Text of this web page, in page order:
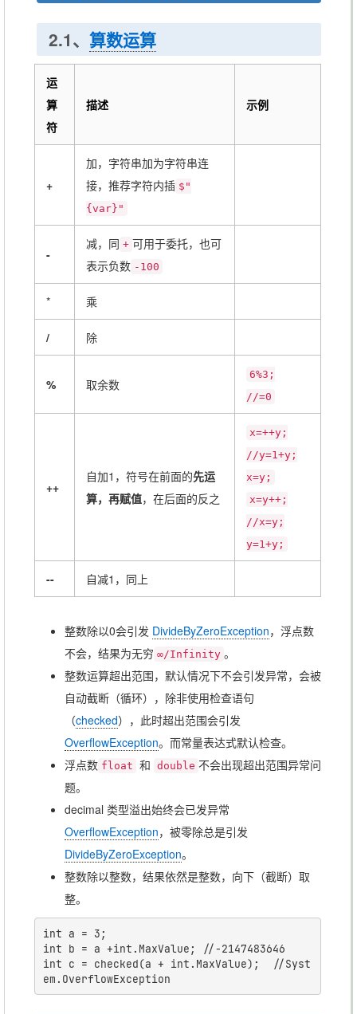
2.1、 算数运算
运
算
符
描述 示例
+
加，字符串加为字符串连
接，推荐字符内插 $"
{var}"
-
减，同 + 可用于委托，也可
表示负数 -100
* 乘
/ 除
% 取余数
6%3;
//=0
++
自加1，符号在前面的先运
算，再赋值，在后面的反之
x=++y;
//y=1+y;
x=y;
x=y++;
//x=y;
y=1+y;
-- 自减1，同上
整数除以0会引发 DivideByZeroException，浮点数
不会，结果为无穷 ∞/Infinity 。
整数运算超出范围，默认情况下不会引发异常，会被
自动截断（循环），除非使用检查语句
（checked），此时超出范围会引发
OverflowException。而常量表达式默认检查。
浮点数 float 和 double 不会出现超出范围异常问
题。
decimal 类型溢出始终会已发异常
OverflowException，被零除总是引发
DivideByZeroException。
整数除以整数，结果依然是整数，向下（截断）取
整。
int a = 3;
int b = a +int.MaxValue; //-2147483646
int c = checked(a + int.MaxValue);  //Syst